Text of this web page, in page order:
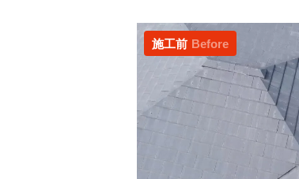
施工前 Before